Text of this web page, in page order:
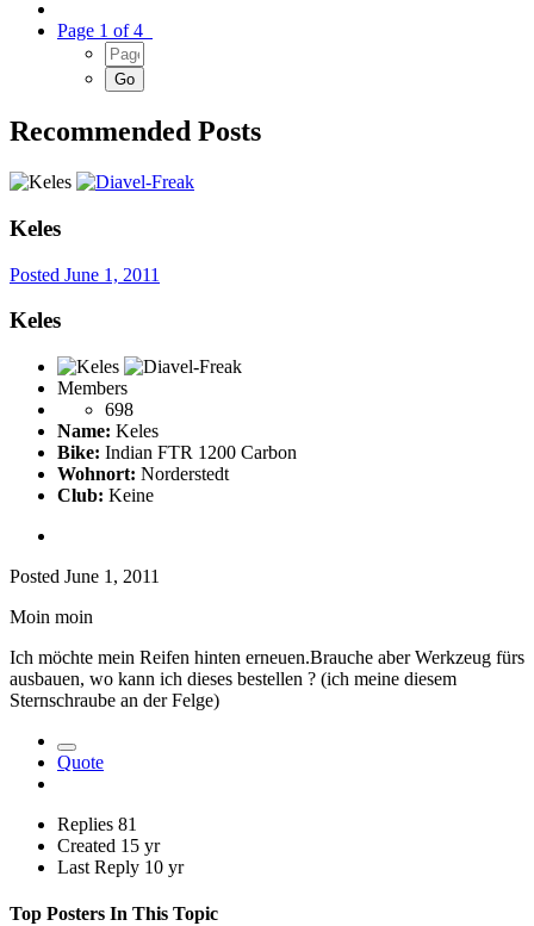
Page 1 of 4
Recommended Posts
Keles
Posted June 1, 2011
Keles
Members
698
Name: Keles
Bike: Indian FTR 1200 Carbon
Wohnort: Norderstedt
Club: Keine
Posted June 1, 2011
Moin moin
Ich möchte mein Reifen hinten erneuen.Brauche aber Werkzeug fürs
ausbauen, wo kann ich dieses bestellen ? (ich meine diesem
Sternschraube an der Felge)
Quote
Replies 81
Created 15 yr
Last Reply 10 yr
Top Posters In This Topic